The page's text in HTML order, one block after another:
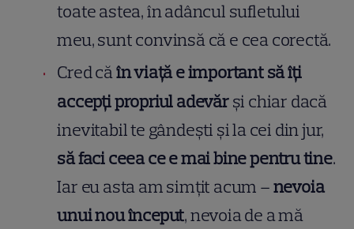
toate astea, în adâncul sufletului
meu, sunt convinsă că e cea corectă.
Cred căîn viață e important să îți
accepți propriul adevărși chiar dacă
inevitabil te gândești și la cei din jur,
să faci ceea ce e mai bine pentru tine.
Iar eu asta am simțit acum –nevoia
unui nou început, nevoia de a mă